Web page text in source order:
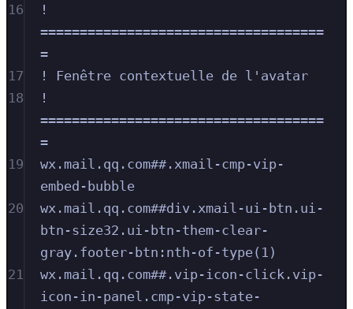
16
!
====================================
=
17
! Fenêtre contextuelle de l'avatar
18
!
====================================
=
19
wx.mail.qq.com##.xmail-cmp-vip-
embed-bubble
20
wx.mail.qq.com##div.xmail-ui-btn.ui-
btn-size32.ui-btn-them-clear-
gray.footer-btn:nth-of-type(1)
21
wx.mail.qq.com##.vip-icon-click.vip-
icon-in-panel.cmp-vip-state-